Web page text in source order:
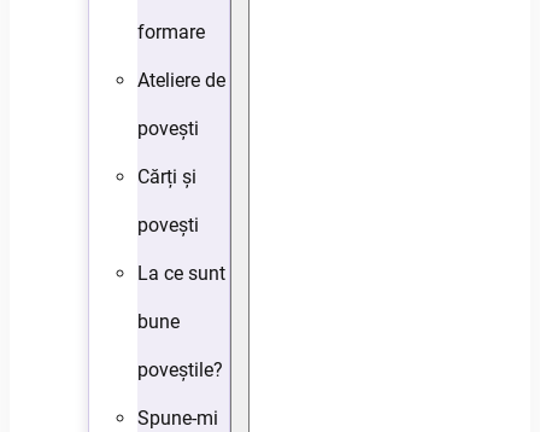
formare
Ateliere de
povești
Cărți și
povești
La ce sunt
bune
poveștile?
Spune-mi